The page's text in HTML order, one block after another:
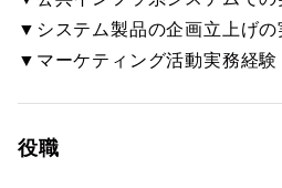
▼システム製品の企画立上げの
▼マーケティング活動実務経験
役職